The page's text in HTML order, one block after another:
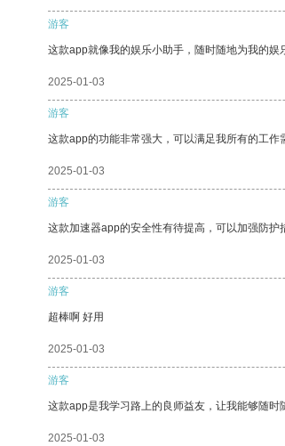
游客
这款app就像我的娱乐小助手，随时随地为我的娱
2025-01-03
游客
这款app的功能非常强大，可以满足我所有的工作
2025-01-03
游客
这款加速器app的安全性有待提高，可以加强防护
2025-01-03
游客
超棒啊 好用
2025-01-03
游客
这款app是我学习路上的良师益友，让我能够随时
2025-01-03